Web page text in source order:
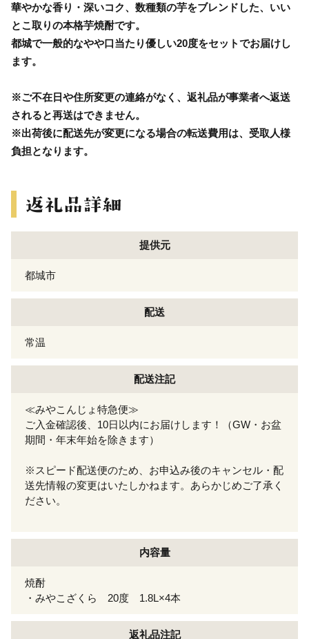
華やかな香り・深いコク、数種類の芋をブレンドした、いい
とこ取りの本格芋焼酎です。
都城で一般的なやや口当たり優しい20度をセットでお届けし
ます。
※ご不在日や住所変更の連絡がなく、返礼品が事業者へ返送
されると再送はできません。
※出荷後に配送先が変更になる場合の転送費用は、受取人様
負担となります。
提供元
都城市
配送
常温
配送注記
≪みやこんじょ特急便≫
ご入金確認後、10日以内にお届けします！（GW・お盆
期間・年末年始を除きます）
※スピード配送便のため、お申込み後のキャンセル・配
送先情報の変更はいたしかねます。あらかじめご了承く
ださい。
内容量
焼酎
・みやこざくら 20度 1.8L×4本
返礼品注記